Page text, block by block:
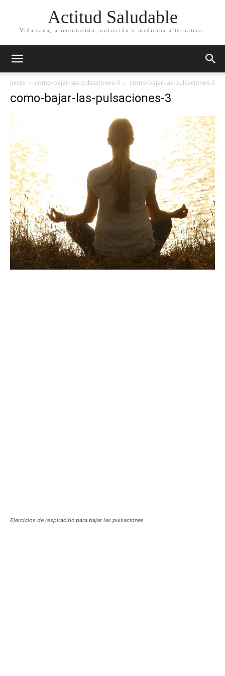
Actitud Saludable
Vida sana, alimentación, nutrición y medicina alternativa.
Inicio como-bajar-las-pulsaciones-3 como-bajar-las-pulsaciones-3
como-bajar-las-pulsaciones-3
Ejercicios de respiración para bajar las pulsaciones